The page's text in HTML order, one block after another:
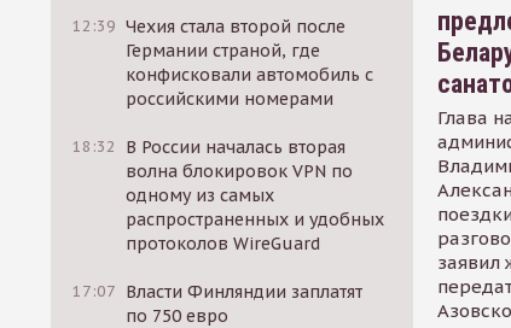
12:39 Чехия стала второй после
Германии страной, где
конфисковали автомобиль с
российскими номерами
18:32
В России началась вторая
волна блокировок VPN по
одному из самых
распространенных и удобных
протоколов WireGuard
17:07 Власти Финляндии заплатят
по 750 евро
Глава
заявил